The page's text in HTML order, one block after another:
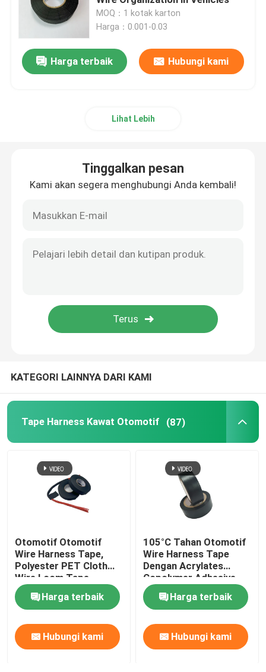
Pita Harness Kawat Kain
Pita Pembungkus Harness Kawat
Pita Pengkabelan Fleece
Pita PVC isolasi
Pita PVC Mudah Sobek
Selotip Tidak Ada Residu
MOQ：1 kotak karton
Harga：0.001-0.03
Harga terbaik Hubungi kami
Lihat Lebih
Tinggalkan pesan
Kami akan segera menghubungi Anda kembali!
KATEGORI LAINNYA DARI KAMI
Tape Harness Kawat Otomotif (87)
Otomotif Otomotif
Wire Harness Tape,
Polyester PET Cloth
Wire Loom Tape
Harga terbaik
Hubungi kami
105°C Tahan Otomotif
Wire Harness Tape
Dengan Acrylates
Copolymer Adhesive
1.5N/cm
Harga terbaik
Hubungi kami